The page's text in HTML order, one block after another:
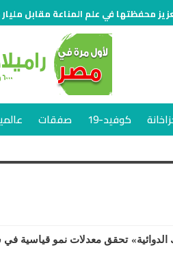
محفظتها في علم المناعة مقابل مليار
كوفيد-19 صفقات
«تبوك الدوائية» تحقق معدلات نمو